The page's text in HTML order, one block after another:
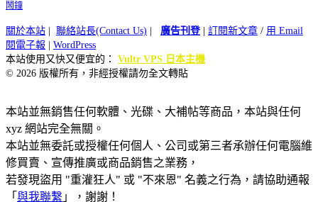
鬧鐘
關於本站 聯絡站長(Contact Us) 廣告刊登| 訂閱新文章 / 用 Email
閱電子報
WordPress
本站使用又快又便宜的： Vultr VPS 日本主機
© 2026 版權所有，非經授權請勿全文轉貼
本站並無銷售任何軟體、光碟、大補帖等商品，本站與任何
xyz 網站完全無關。
本站並無委託或授權任何個人、公司或第三者承辦任何電腦維
修買賣、宣傳推廣或商品銷售之業務，
若發現盜用 "重灌狂人" 或 "不來恩" 名義之行為，請協助通報
「 與我聯繫 」，謝謝！